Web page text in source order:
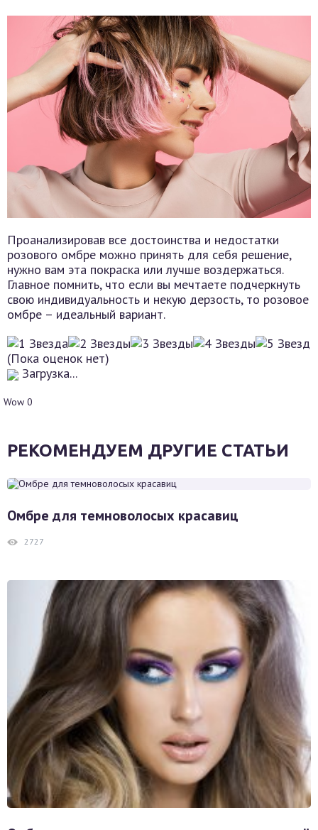
Проанализировав все достоинства и недостатки
розового омбре можно принять для себя решение,
нужно вам эта покраска или лучше воздержаться.
Главное помнить, что если вы мечтаете подчеркнуть
свою индивидуальность и некую дерзость, то розовое
омбре – идеальный вариант.
(Пока оценок нет)
Загрузка...
Wow 0
РЕКОМЕНДУЕМ ДРУГИЕ СТАТЬИ
Омбре для темноволосых красавиц
2727